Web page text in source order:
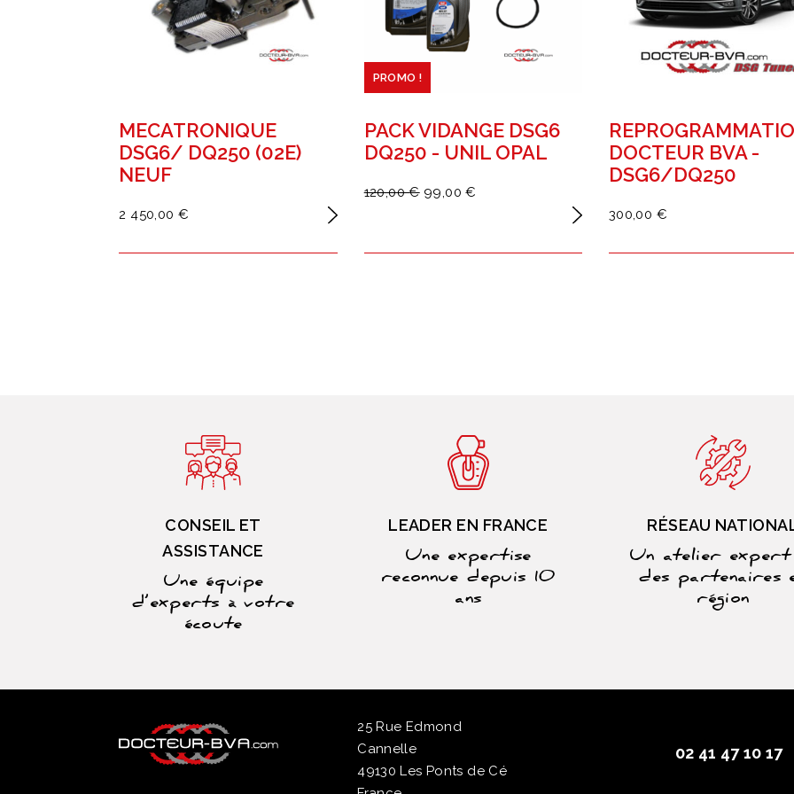
MECATRONIQUE
DSG6/ DQ250 (02E)
NEUF
2 450,00 €
PROMO !
PACK VIDANGE DSG6
DQ250 - UNIL OPAL
120,00 € 99,00 €
DOCTEUR BVA -
DSG6/DQ250
300,00 €
CONSEIL ET
ASSISTANCE
Une équipe
d’experts à votre
écoute
LEADER EN FRANCE
Une expertise
reconnue depuis 10
ans
RÉSEAU
Un atelier
des partenaires
région
25 Rue Edmond
Cannelle
49130 Les Ponts de Cé
02 41 47 10 17